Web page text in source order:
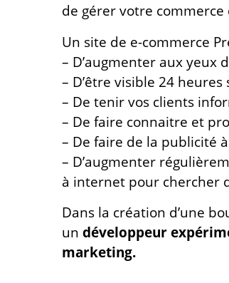
de gérer votre
Un site de e-commerce
– D’augmenter aux
– D’être visible 24
– De tenir vos clients
– De faire connaitre et
– De faire de la publicité
– D’augmenter
à internet pour chercher
Dans la création d’une
un développeur
marketing.